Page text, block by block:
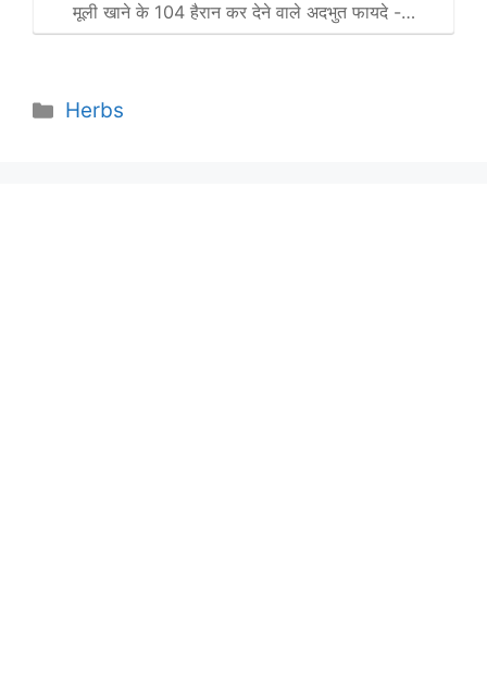
मूली खाने के 104 हैरान कर देने वाले अदभुत फायदे -…
Categories
Herbs